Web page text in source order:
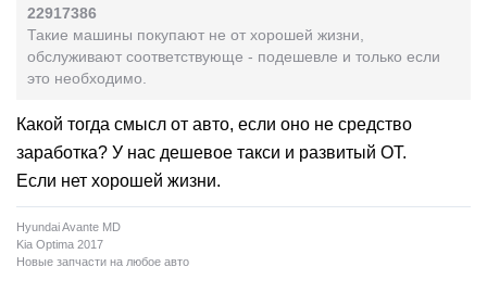
22917386
Такие машины покупают не от хорошей жизни,
обслуживают соответствующе - подешевле и только если
это необходимо.
Какой тогда смысл от авто, если оно не средство
заработка? У нас дешевое такси и развитый ОТ.
Если нет хорошей жизни.
Hyundai Avante MD
Kia Optima 2017
Новые запчасти на любое авто